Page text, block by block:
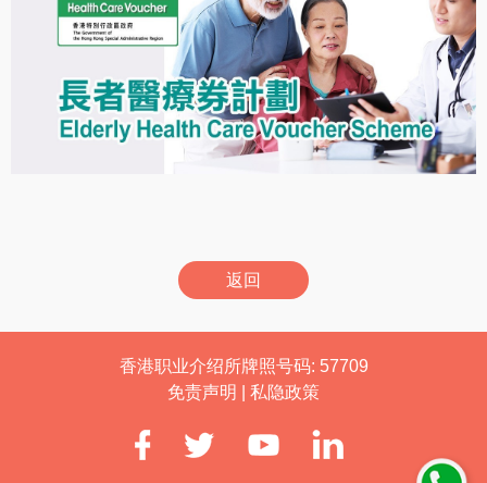
返回
香港职业介绍所牌照号码: 57709
免责声明
私隐政策